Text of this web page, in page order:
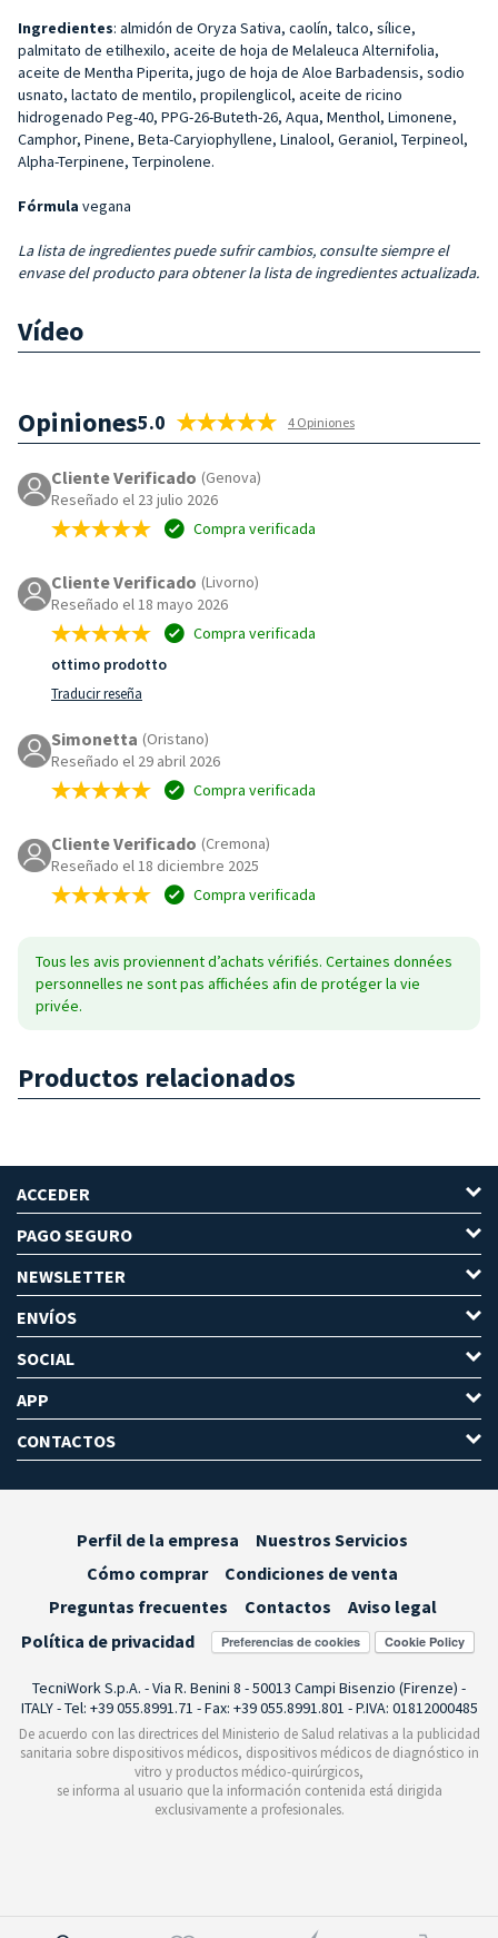
Ingredientes: almidón de Oryza Sativa, caolín, talco, sílice,
palmitato de etilhexilo, aceite de hoja de Melaleuca Alternifolia,
aceite de Mentha Piperita, jugo de hoja de Aloe Barbadensis, sodio
usnato, lactato de mentilo, propilenglicol, aceite de ricino
hidrogenado Peg-40, PPG-26-Buteth-26, Aqua, Menthol, Limonene,
Camphor, Pinene, Beta-Caryiophyllene, Linalool, Geraniol, Terpineol,
Alpha-Terpinene, Terpinolene.
Fórmula vegana
La lista de ingredientes puede sufrir cambios, consulte siempre el
envase del producto para obtener la lista de ingredientes actualizada.
Vídeo
Opiniones5.0 4 Opiniones
Cliente Verificado (Genova)
Reseñado el 23 julio 2026
Compra verificada
Cliente Verificado (Livorno)
Reseñado el 18 mayo 2026
Compra verificada
ottimo prodotto
Traducir reseña
Simonetta (Oristano)
Reseñado el 29 abril 2026
Compra verificada
Cliente Verificado (Cremona)
Reseñado el 18 diciembre 2025
Compra verificada
Tous les avis proviennent d’achats vérifiés. Certaines données
personnelles ne sont pas affichées afin de protéger la vie
privée.
Productos relacionados
ACCEDER
PAGO SEGURO
NEWSLETTER
ENVÍOS
SOCIAL
APP
CONTACTOS
Perfil de la empresa
Nuestros Servicios
Cómo comprar
Condiciones de venta
Preguntas frecuentes
Contactos
Aviso legal
Política de privacidad
Preferencias de cookies
TecniWork S.p.A. - Via R. Benini 8 - 50013 Campi Bisenzio (Firenze) -
ITALY - Tel: +39 055.8991.71 - Fax: +39 055.8991.801 - P.IVA: 01812000485
De acuerdo con las directrices del Ministerio de Salud relativas a la publicidad
sanitaria sobre dispositivos médicos, dispositivos médicos de diagnóstico in
vitro y productos médico-quirúrgicos,
se informa al usuario que la información contenida está dirigida
exclusivamente a profesionales.